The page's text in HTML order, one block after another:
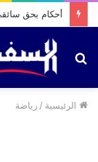
بحث
الرئيسية / رياضة